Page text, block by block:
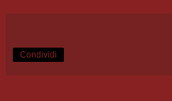
Condividi